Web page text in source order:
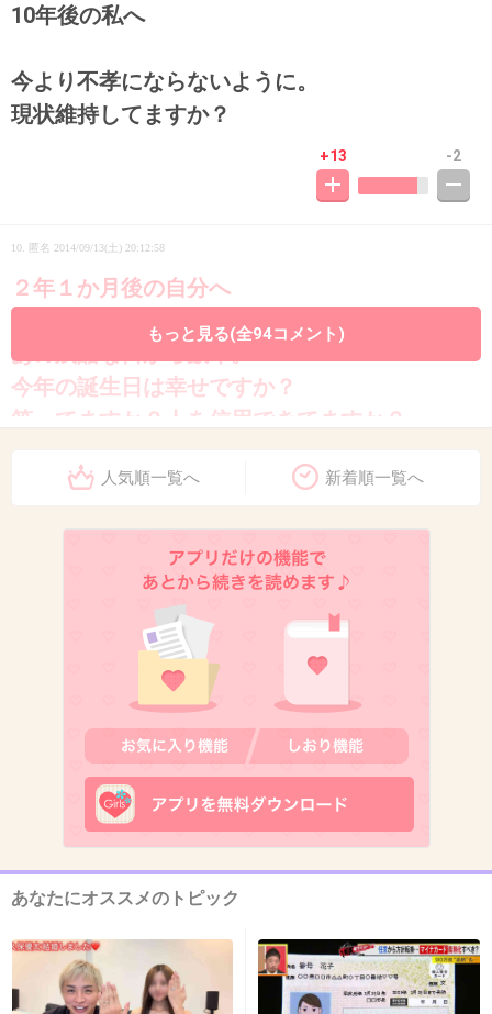
10年後の私へ
今より不孝にならないように。
現状維持してますか？
+13 -2
10. 匿名 2014/09/13(土) 20:12:58
２年１か月後の自分へ
あの残酷な日から数年。
今年の誕生日は幸せですか？
笑ってますか？人を信用できてますか？
幸せにしても不幸にしても
+39
2014/09/13(土) 20:13:02
未来の自分が笑っているようにいまちゃんと頑
張らなきゃな。
+14
2年後の私よ目標では結婚・妊娠する予定で
+12 -2
もっと見る(全94コメント)
人気順一覧へ 新着順一覧へ
あなたにオススメのトピック